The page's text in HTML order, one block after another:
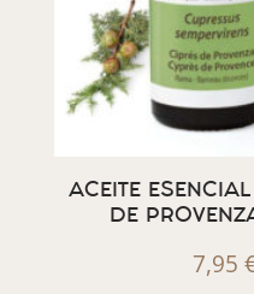
ACEITE
DE
7,95